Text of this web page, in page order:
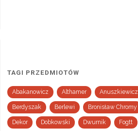
TAGI PRZEDMIOTÓW
Abakanowicz Althamer Anuszkiewicz
Berdyszak Berlewi Bronisław Chromy
Dekor Dobkowski Dwurnik Fogtt